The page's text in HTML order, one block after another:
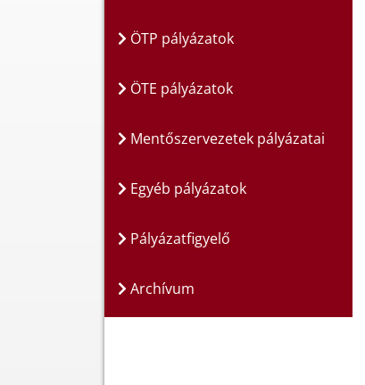
ÖTP pályázatok
ÖTE pályázatok
Mentőszervezetek pályázatai
Egyéb pályázatok
Pályázatfigyelő
Archívum